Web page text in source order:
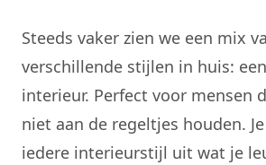
Steeds vaker zien we een mix
verschillende stijlen in huis:
interieur. Perfect voor mensen
niet aan de regeltjes houden.
iedere interieurstijl uit wat je